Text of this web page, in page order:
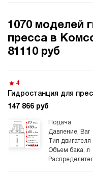
1070 моделей
пресса в
81110 руб
Гидростанция для
4
147 866 руб